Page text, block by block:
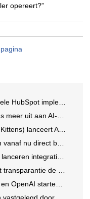
opereert?”
implementatie
grootste stijger, OpenAI koploper
softwarebedrijf aiaicaptain
direct bekendmaken
voor soepelere leadconversie
nieuwe standaard voor AI
internationale samenwerking
aan Zij en Aventurijn kiezen voor Notizy